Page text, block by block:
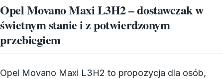
Opel Movano Maxi L3H2 – dostawczak w
świetnym stanie i z potwierdzonym
przebiegiem
Opel Movano Maxi L3H2 to propozycja dla osób,